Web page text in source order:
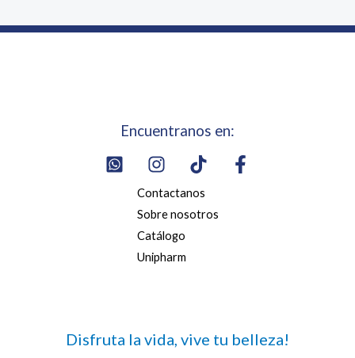
Encuentranos en:
Contactanos
Sobre nosotros
Catálogo
Unipharm
Disfruta la vida, vive tu belleza!